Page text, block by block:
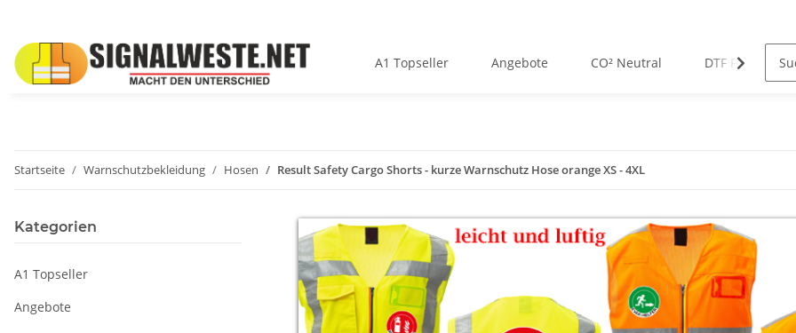
A1 Topseller Angebote CO² Neutral DTF Premium
Startseite Warnschutzbekleidung Hosen Result Safety Cargo Shorts - kurze Warnschutz Hose orange XS - 4XL
Kategorien
A1 Topseller
Angebote